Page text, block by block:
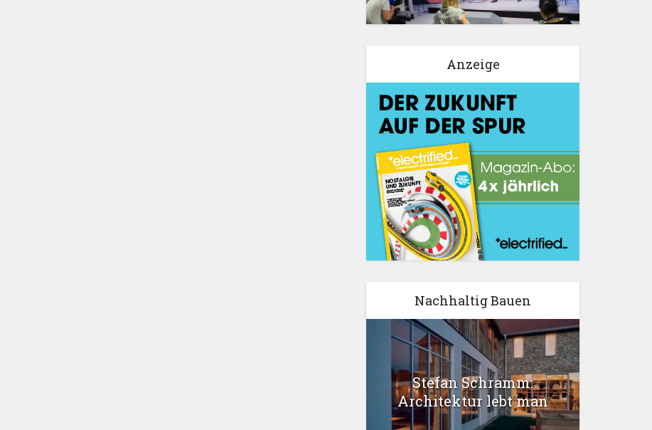
Anzeige
Nachhaltig Bauen
Stefan Schramm:
Architektur lebt man